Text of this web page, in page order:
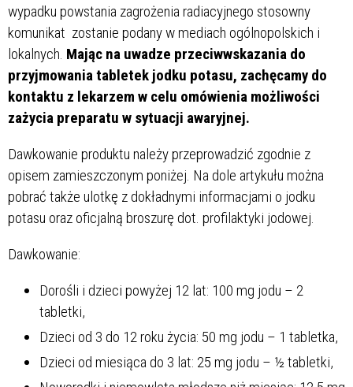
wypadku powstania zagrożenia radiacyjnego stosowny
komunikat zostanie podany w mediach ogólnopolskich i
lokalnych. Mając na uwadze przeciwwskazania do
przyjmowania tabletek jodku potasu, zachęcamy do
kontaktu z lekarzem w celu omówienia możliwości
zażycia preparatu w sytuacji awaryjnej.
Dawkowanie produktu należy przeprowadzić zgodnie z
opisem zamieszczonym poniżej. Na dole artykułu można
pobrać także ulotkę z dokładnymi informacjami o jodku
potasu oraz oficjalną broszurę dot. profilaktyki jodowej.
Dawkowanie:
Dorośli i dzieci powyżej 12 lat: 100 mg jodu – 2
tabletki,
Dzieci od 3 do 12 roku życia: 50 mg jodu – 1 tabletka,
Dzieci od miesiąca do 3 lat: 25 mg jodu – ½ tabletki,